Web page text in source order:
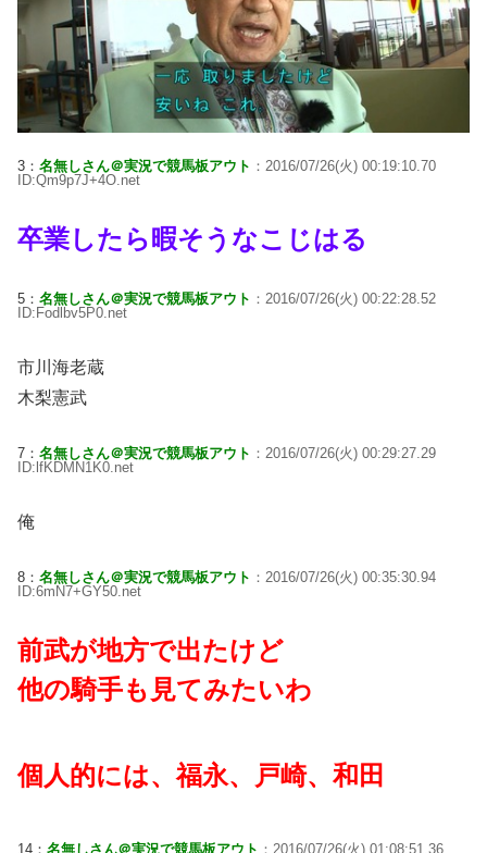
3： 名無しさん＠実況で競馬板アウト ：2016/07/26(火) 00:19:10.70
ID:Qm9p7J+4O.net
卒業したら暇そうなこじはる
5： 名無しさん＠実況で競馬板アウト ：2016/07/26(火) 00:22:28.52
ID:Fodlbv5P0.net
市川海老蔵
木梨憲武
7： 名無しさん＠実況で競馬板アウト ：2016/07/26(火) 00:29:27.29
ID:lfKDMN1K0.net
俺
8： 名無しさん＠実況で競馬板アウト ：2016/07/26(火) 00:35:30.94
ID:6mN7+GY50.net
前武が地方で出たけど
他の騎手も見てみたいわ
個人的には、福永、戸崎、和田
14： 名無しさん＠実況で競馬板アウト ：2016/07/26(火) 01:08:51.36